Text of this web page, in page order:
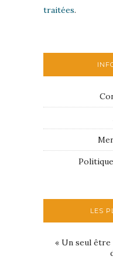
traitées.
LES
« Un seul